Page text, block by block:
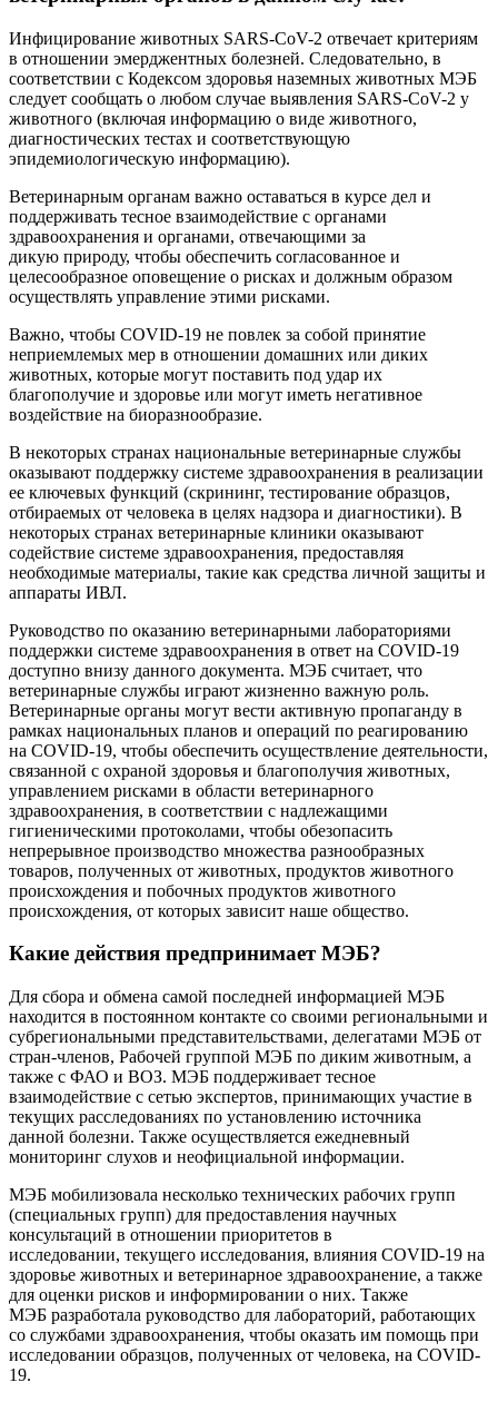
Инфицирование животных SARS-CoV-2 отвечает критериям
в отношении эмерджентных болезней. Следовательно, в
соответствии с Кодексом здоровья наземных животных МЭБ
следует сообщать о любом случае выявления SARS-CoV-2 у
животного (включая информацию о виде животного,
диагностических тестах и соответствующую
эпидемиологическую информацию).
Ветеринарным органам важно оставаться в курсе дел и
поддерживать тесное взаимодействие с органами
здравоохранения и органами, отвечающими за
дикую природу, чтобы обеспечить согласованное и
целесообразное оповещение о рисках и должным образом
осуществлять управление этими рисками.
Важно, чтобы COVID-19 не повлек за собой принятие
неприемлемых мер в отношении домашних или диких
животных, которые могут поставить под удар их
благополучие и здоровье или могут иметь негативное
воздействие на биоразнообразие.
В некоторых странах национальные ветеринарные службы
оказывают поддержку системе здравоохранения в реализации
ее ключевых функций (скрининг, тестирование образцов,
отбираемых от человека в целях надзора и диагностики). В
некоторых странах ветеринарные клиники оказывают
содействие системе здравоохранения, предоставляя
необходимые материалы, такие как средства личной защиты и
аппараты ИВЛ.
Руководство по оказанию ветеринарными лабораториями
поддержки системе здравоохранения в ответ на COVID-19
доступно внизу данного документа. МЭБ считает, что
ветеринарные службы играют жизненно важную роль.
Ветеринарные органы могут вести активную пропаганду в
рамках национальных планов и операций по реагированию
на COVID-19, чтобы обеспечить осуществление деятельности,
связанной с охраной здоровья и благополучия животных,
управлением рисками в области ветеринарного
здравоохранения, в соответствии с надлежащими
гигиеническими протоколами, чтобы обезопасить
непрерывное производство множества разнообразных
товаров, полученных от животных, продуктов животного
происхождения и побочных продуктов животного
происхождения, от которых зависит наше общество.
Какие действия предпринимает МЭБ?
Для сбора и обмена самой последней информацией МЭБ
находится в постоянном контакте со своими региональными и
субрегиональными представительствами, делегатами МЭБ от
стран-членов, Рабочей группой МЭБ по диким животным, а
также с ФАО и ВОЗ. МЭБ поддерживает тесное
взаимодействие с сетью экспертов, принимающих участие в
текущих расследованиях по установлению источника
данной болезни. Также осуществляется ежедневный
мониторинг слухов и неофициальной информации.
МЭБ мобилизовала несколько технических рабочих групп
(специальных групп) для предоставления научных
консультаций в отношении приоритетов в
исследовании, текущего исследования, влияния COVID-19 на
здоровье животных и ветеринарное здравоохранение, а также
для оценки рисков и информировании о них. Также
МЭБ разработала руководство для лабораторий, работающих
со службами здравоохранения, чтобы оказать им помощь при
исследовании образцов, полученных от человека, на COVID-
19.